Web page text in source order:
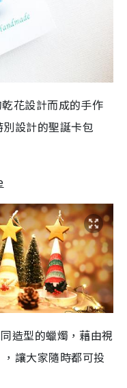
花設計而成的手作
設計的聖誕卡包
造型的蠟燭，藉由視
讓大家隨時都可投